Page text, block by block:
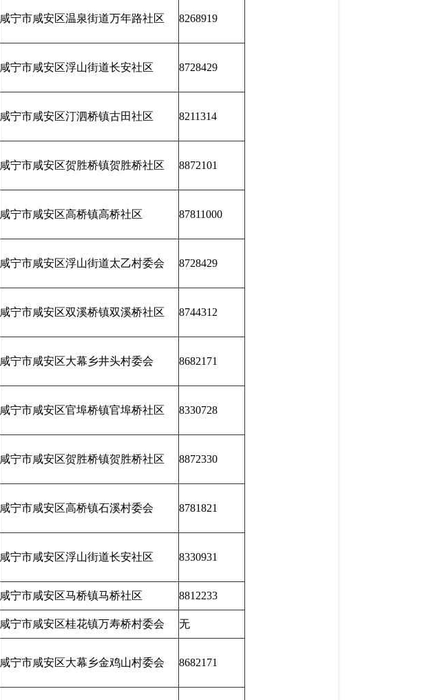
咸宁市咸安区温泉街道万年路社区 8268919
咸宁市咸安区浮山街道长安社区 8728429
咸宁市咸安区汀泗桥镇古田社区 8211314
咸宁市咸安区贺胜桥镇贺胜桥社区 8872101
咸宁市咸安区高桥镇高桥社区 87811000
咸宁市咸安区浮山街道太乙村委会 8728429
咸宁市咸安区双溪桥镇双溪桥社区 8744312
咸宁市咸安区大幕乡井头村委会 8682171
咸宁市咸安区官埠桥镇官埠桥社区 8330728
咸宁市咸安区贺胜桥镇贺胜桥社区 8872330
咸宁市咸安区高桥镇石溪村委会 8781821
咸宁市咸安区浮山街道长安社区 8330931
咸宁市咸安区马桥镇马桥社区 8812233
咸宁市咸安区桂花镇万寿桥村委会 无
咸宁市咸安区大幕乡金鸡山村委会 8682171